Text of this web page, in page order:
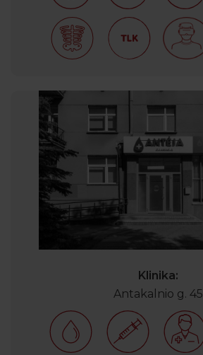
Klinika:
Antakalnio g. 45